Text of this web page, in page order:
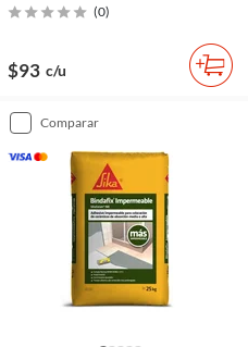
(0)
$93 c/u
comparar